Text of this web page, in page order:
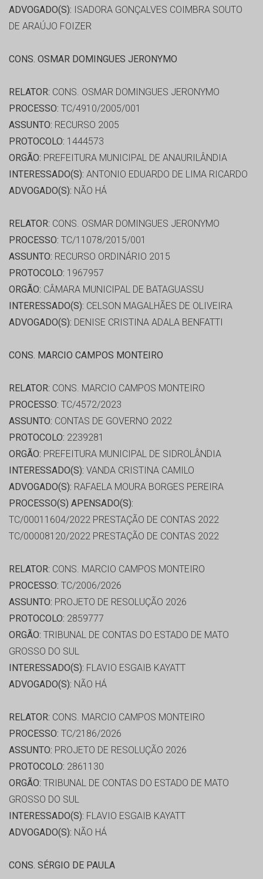
ADVOGADO(S): ISADORA GONÇALVES COIMBRA SOUTO
DE ARAÚJO FOIZER
CONS. OSMAR DOMINGUES JERONYMO
RELATOR: CONS. OSMAR DOMINGUES JERONYMO
PROCESSO: TC/4910/2005/001
ASSUNTO: RECURSO 2005
PROTOCOLO: 1444573
ORGÃO: PREFEITURA MUNICIPAL DE ANAURILÂNDIA
INTERESSADO(S): ANTONIO EDUARDO DE LIMA RICARDO
ADVOGADO(S): NÃO HÁ
RELATOR: CONS. OSMAR DOMINGUES JERONYMO
PROCESSO: TC/11078/2015/001
ASSUNTO: RECURSO ORDINÁRIO 2015
PROTOCOLO: 1967957
ORGÃO: CÂMARA MUNICIPAL DE BATAGUASSU
INTERESSADO(S): CELSON MAGALHÃES DE OLIVEIRA
ADVOGADO(S): DENISE CRISTINA ADALA BENFATTI
CONS. MARCIO CAMPOS MONTEIRO
RELATOR: CONS. MARCIO CAMPOS MONTEIRO
PROCESSO: TC/4572/2023
ASSUNTO: CONTAS DE GOVERNO 2022
PROTOCOLO: 2239281
ORGÃO: PREFEITURA MUNICIPAL DE SIDROLÂNDIA
INTERESSADO(S): VANDA CRISTINA CAMILO
ADVOGADO(S): RAFAELA MOURA BORGES PEREIRA
PROCESSO(S) APENSADO(S):
TC/00011604/2022 PRESTAÇÃO DE CONTAS 2022
TC/00008120/2022 PRESTAÇÃO DE CONTAS 2022
RELATOR: CONS. MARCIO CAMPOS MONTEIRO
PROCESSO: TC/2006/2026
ASSUNTO: PROJETO DE RESOLUÇÃO 2026
PROTOCOLO: 2859777
ORGÃO: TRIBUNAL DE CONTAS DO ESTADO DE MATO
GROSSO DO SUL
INTERESSADO(S): FLAVIO ESGAIB KAYATT
ADVOGADO(S): NÃO HÁ
RELATOR: CONS. MARCIO CAMPOS MONTEIRO
PROCESSO: TC/2186/2026
ASSUNTO: PROJETO DE RESOLUÇÃO 2026
PROTOCOLO: 2861130
ORGÃO: TRIBUNAL DE CONTAS DO ESTADO DE MATO
GROSSO DO SUL
INTERESSADO(S): FLAVIO ESGAIB KAYATT
ADVOGADO(S): NÃO HÁ
CONS. SÉRGIO DE PAULA